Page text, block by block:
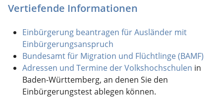
Vertiefende Informationen
Einbürgerung beantragen für Ausländer mit
Einbürgerungsanspruch
Bundesamt für Migration und Flüchtlinge (BAMF)
Adressen und Termine derVolkshochschulen in
Baden-Württemberg, an denen Sie den
Einbürgerungstest ablegen können.